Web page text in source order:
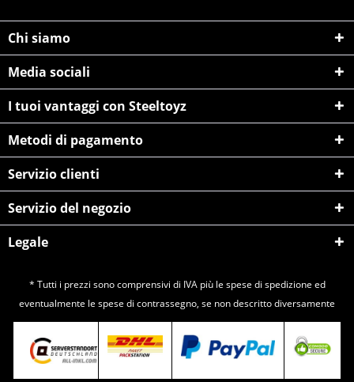
Chi siamo
Media sociali
I tuoi vantaggi con Steeltoyz
Metodi di pagamento
Servizio clienti
Servizio del negozio
Legale
* Tutti i prezzi sono comprensivi di IVA più le spese di spedizione ed
eventualmente le spese di contrassegno, se non descritto diversamente